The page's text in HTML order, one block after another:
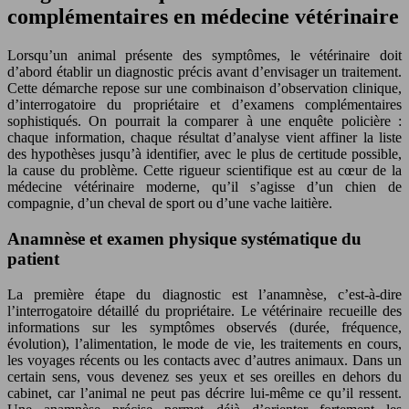
complémentaires en médecine vétérinaire
Lorsqu’un animal présente des symptômes, le vétérinaire doit
d’abord établir un diagnostic précis avant d’envisager un traitement.
Cette démarche repose sur une combinaison d’observation clinique,
d’interrogatoire du propriétaire et d’examens complémentaires
sophistiqués. On pourrait la comparer à une enquête policière :
chaque information, chaque résultat d’analyse vient affiner la liste
des hypothèses jusqu’à identifier, avec le plus de certitude possible,
la cause du problème. Cette rigueur scientifique est au cœur de la
médecine vétérinaire moderne, qu’il s’agisse d’un chien de
compagnie, d’un cheval de sport ou d’une vache laitière.
Anamnèse et examen physique systématique du
patient
La première étape du diagnostic est l’anamnèse, c’est-à-dire
l’interrogatoire détaillé du propriétaire. Le vétérinaire recueille des
informations sur les symptômes observés (durée, fréquence,
évolution), l’alimentation, le mode de vie, les traitements en cours,
les voyages récents ou les contacts avec d’autres animaux. Dans un
certain sens, vous devenez ses yeux et ses oreilles en dehors du
cabinet, car l’animal ne peut pas décrire lui-même ce qu’il ressent.